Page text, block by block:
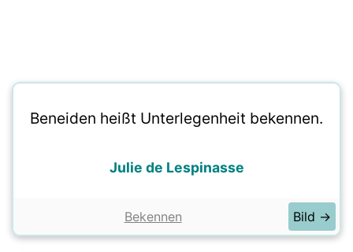
Beneiden heißt Unterlegenheit bekennen.
Julie de Lespinasse
Bekennen Bild →